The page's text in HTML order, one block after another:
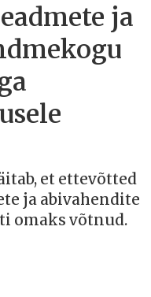
ja
et ettevõtted
ja abivahendite
omaks võtnud.